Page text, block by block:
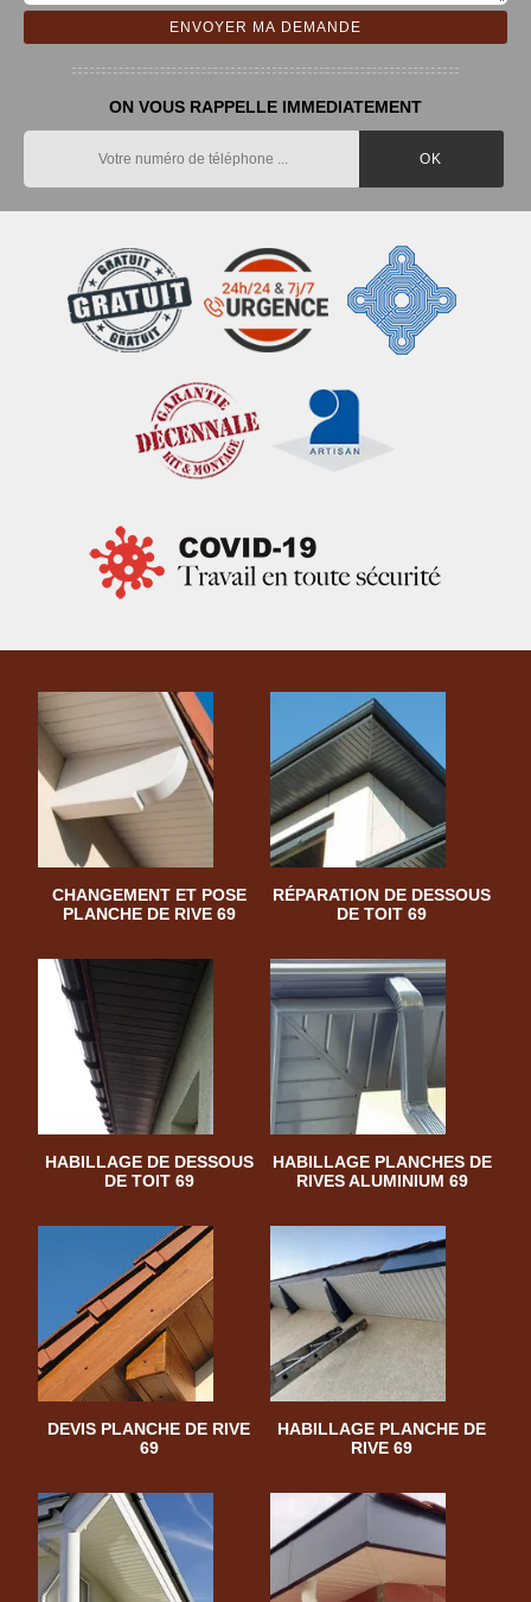
ON VOUS RAPPELLE IMMEDIATEMENT
CHANGEMENT ET POSE
PLANCHE DE RIVE 69
RÉPARATION DE DESSOUS
DE TOIT 69
HABILLAGE DE DESSOUS
DE TOIT 69
HABILLAGE PLANCHES DE
RIVES ALUMINIUM 69
DEVIS PLANCHE DE RIVE
69
HABILLAGE PLANCHE DE
RIVE 69